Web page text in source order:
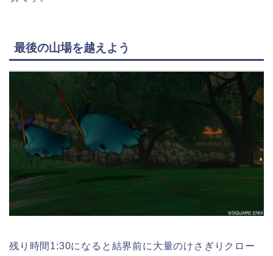
最後の山場を越えよう
残り時間1:30になると結界前に大量のけさぎりクロー